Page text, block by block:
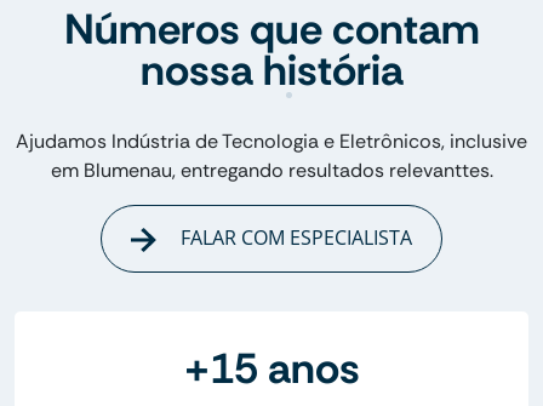
Números que contam
nossa história
Ajudamos Indústria de Tecnologia e Eletrônicos, inclusive
em Blumenau, entregando resultados relevanttes.
FALAR COM ESPECIALISTA
+15 anos